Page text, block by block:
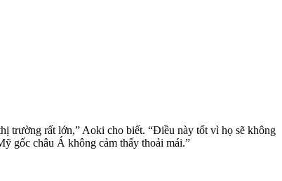
trường rất lớn,” Aoki cho biết. “Điều này tốt vì họ sẽ không
gốc châu Á không cảm thấy thoải mái.”